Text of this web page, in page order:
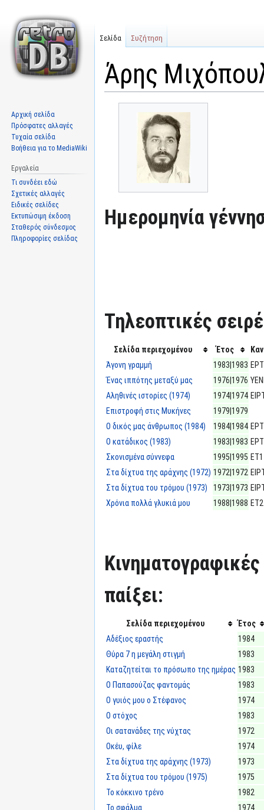
Άρης
Ημερομηνία
Τηλεοπτικές
Σελίδα περιεχομένου Έτος
Άγονη γραμμή
1983|1983
Ένας ιππότης μεταξύ μας
1976|1976
Αληθινές ιστορίες (1974)
1974|1974
Επιστροφή στις Μυκήνες
1979|1979
Ο δικός μας άνθρωπος (1984)
1984|1984 ΕΡΤ
Ο κατάδικος (1983)
1983|1983 ΕΡΤ
Σκονισμένα σύννεφα
1995|1995 ΕΤ1
Στα δίχτυα της αράχνης (1972) 1972|1972
Στα δίχτυα του τρόμου (1973)
1973|1973
Χρόνια πολλά γλυκιά μου
1988|1988 ΕΤ2
Κινηματογραφικές
παίξει:
Σελίδα περιεχομένου
Έτος
Αδέξιος εραστής
1984
Θύρα 7 η μεγάλη στιγμή
1983
Καταζητείται το πρόσωπο της ημέρας 1983
Ο Παπασούζας φαντομάς
1983
Ο γυιός μου ο Στέφανος
1974
Ο στόχος
1983
Οι σατανάδες της νύχτας
1972
Οκέυ, φίλε
1974
Στα δίχτυα της αράχνης (1973)
1973
Στα δίχτυα του τρόμου (1975)
1975
Το κόκκινο τρένο
1982
Το σφάλμα
1974
Σελίδα Συζήτηση
Αρχική σελίδα
Πρόσφατες αλλαγές
Τυχαία σελίδα
Βοήθεια για το MediaWiki
Εργαλεία
Τι συνδέει εδώ
Σχετικές αλλαγές
Ειδικές σελίδες
Εκτυπώσιμη έκδοση
Σταθερός σύνδεσμος
Πληροφορίες σελίδας